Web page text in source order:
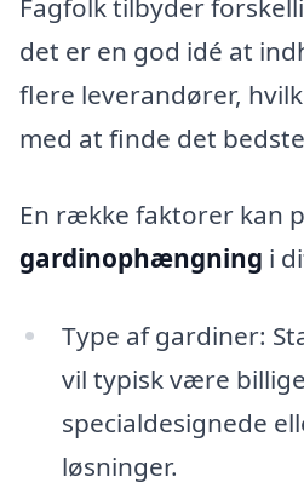
Fagfolk tilbyder
det er en god idé at
flere leverandører,
med at finde det
En række faktorer kan
gardinophængning i
Type af gardiner:
vil typisk være
specialdesignede
løsninger.